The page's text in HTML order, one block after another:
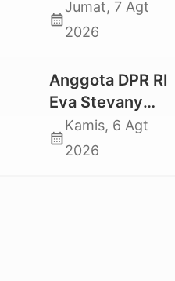
Kepastian Hukum
Hilangnya Stoner,
tidak Larut dalam
Trauma dan
Kesedihan
Berkepanjangan
calendar_month
Jumat, 7 Agt
2026
Anggota DPR RI
Eva Stevany
Rataba Salurkan
Bantuan Bagi
calendar_month
Kamis, 6 Agt
2026